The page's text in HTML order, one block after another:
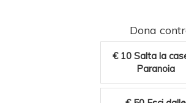
Dona
€ 10 Salta la
Paranoia